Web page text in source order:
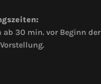
ab 30 min. vor Beginn der